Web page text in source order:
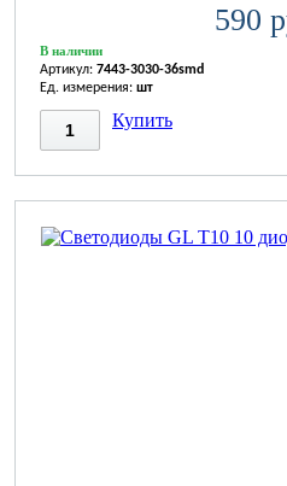
590
В наличии
Артикул: 7443-3030-36smd
Ед. измерения: шт
Купить